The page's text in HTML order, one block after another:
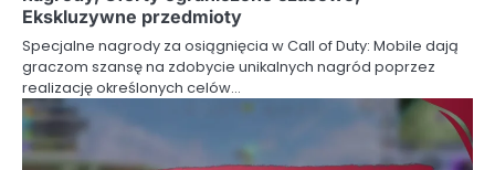
Ekskluzywne przedmioty
Specjalne nagrody za osiągnięcia w Call of Duty: Mobile dają
graczom szansę na zdobycie unikalnych nagród poprzez
realizację określonych celów…